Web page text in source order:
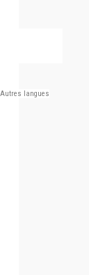
| Autres langues